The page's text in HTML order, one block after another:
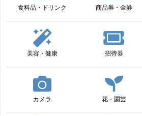
食料品・ドリンク 商品券・金券
美容・健康 招待券
カメラ 花・園芸